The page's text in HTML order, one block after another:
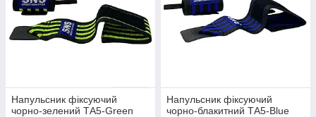
Напульсник фіксуючий
чорно-зелений ТА5-Green
Напульсник фіксуючий
чорно-блакитний ТА5-Blue